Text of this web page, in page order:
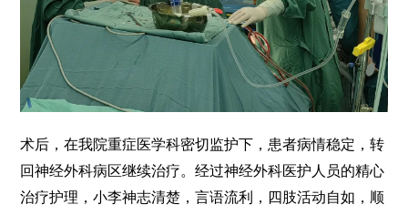
术后，在我院重症医学科密切监护下，患者病情稳定，转
回神经外科病区继续治疗。经过神经外科医护人员的精心
治疗护理，小李神志清楚，言语流利，四肢活动自如，顺